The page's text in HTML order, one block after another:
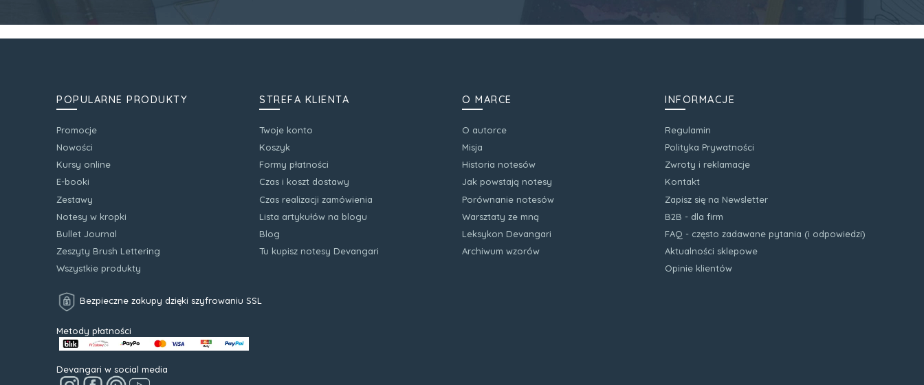
POPULARNE PRODUKTY
Promocje
Nowości
Kursy online
E-booki
Zestawy
Notesy w kropki
Bullet Journal
Zeszyty Brush Lettering
Wszystkie produkty
STREFA KLIENTA
Twoje konto
Koszyk
Formy płatności
Czas i koszt dostawy
Czas realizacji zamówienia
Lista artykułów na blogu
Blog
Tu kupisz notesy Devangari
O MARCE
O autorce
Misja
Historia notesów
Jak powstają notesy
Porównanie notesów
Warsztaty ze mną
Leksykon Devangari
Archiwum wzorów
INFORMACJE
Regulamin
Polityka Prywatności
Zwroty i reklamacje
Kontakt
Zapisz się na Newsletter
B2B - dla firm
FAQ - często zadawane pytania (i odpowiedzi)
Aktualności sklepowe
Opinie klientów
Bezpieczne zakupy dzięki szyfrowaniu SSL
Metody płatności
Devangari w social media